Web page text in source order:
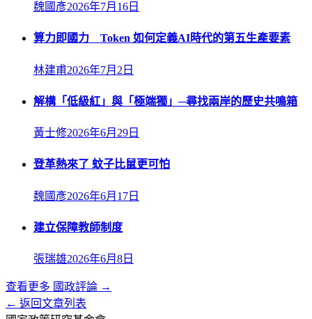
魏國彥2026年7月16日
算力即國力 Token 如何定義AI時代的第五生產要素
林建甫2026年7月2日
解構「低級紅」與「極端獨」─尋找兩岸的歷史共鳴箱
黃士修2026年6月29日
登革熱來了 蚊子比鼠更可怕
魏國彥2026年6月17日
建立保障教師制度
張瑞雄2026年6月8日
查看更多 國政評論 →
← 返回文章列表